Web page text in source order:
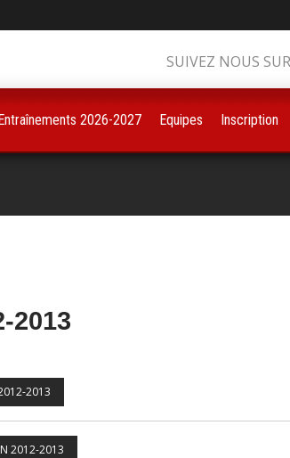
2013
2013
2012-2013
SUIVEZ NOUS SUR
2026-2027 Equipes Inscription